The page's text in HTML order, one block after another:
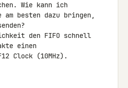
Wie kann ich
am besten dazu bringen,
den FIFO schnell
einen
Clock (10MHz).